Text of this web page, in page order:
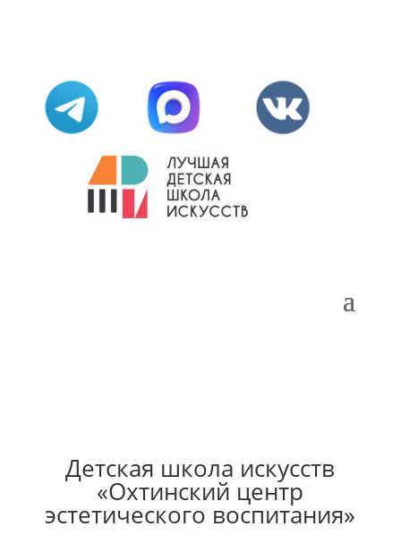
Детская школа искусств
«Охтинский центр
эстетического воспитания»